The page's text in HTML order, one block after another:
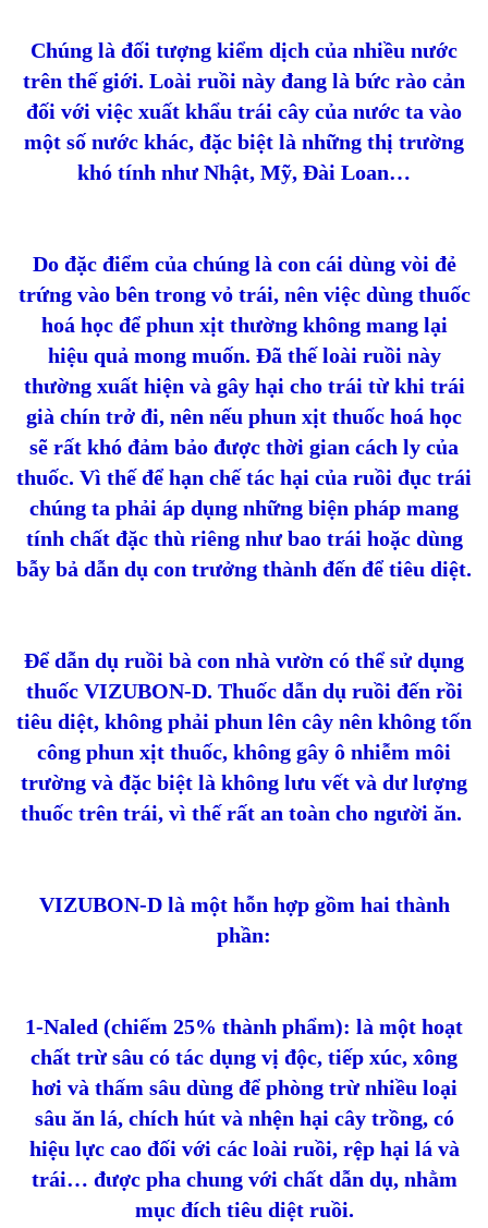
Chúng là đối tượng kiểm dịch của nhiều nước
trên thế giới. Loài ruồi này đang là bức rào cản
đối với việc xuất khẩu trái cây của nước ta vào
một số nước khác, đặc biệt là những thị trường
khó tính như Nhật, Mỹ, Đài Loan…
Do đặc điểm của chúng là con cái dùng vòi đẻ
trứng vào bên trong vỏ trái, nên việc dùng thuốc
hoá học để phun xịt thường không mang lại
hiệu quả mong muốn. Đã thế loài ruồi này
thường xuất hiện và gây hại cho trái từ khi trái
già chín trở đi, nên nếu phun xịt thuốc hoá học
sẽ rất khó đảm bảo được thời gian cách ly của
thuốc. Vì thế để hạn chế tác hại của ruồi đục trái
chúng ta phải áp dụng những biện pháp mang
tính chất đặc thù riêng như bao trái hoặc dùng
bẫy bả dẫn dụ con trưởng thành đến để tiêu diệt.
Để dẫn dụ ruồi bà con nhà vườn có thể sử dụng
thuốc VIZUBON-D. Thuốc dẫn dụ ruồi đến rồi
tiêu diệt, không phải phun lên cây nên không tốn
công phun xịt thuốc, không gây ô nhiễm môi
trường và đặc biệt là không lưu vết và dư lượng
thuốc trên trái, vì thế rất an toàn cho người ăn.
VIZUBON-D là một hỗn hợp gồm hai thành
phần:
1-Naled (chiếm 25% thành phẩm): là một hoạt
chất trừ sâu có tác dụng vị độc, tiếp xúc, xông
hơi và thấm sâu dùng để phòng trừ nhiều loại
sâu ăn lá, chích hút và nhện hại cây trồng, có
hiệu lực cao đối với các loài ruồi, rệp hại lá và
trái… được pha chung với chất dẫn dụ, nhằm
mục đích tiêu diệt ruồi.